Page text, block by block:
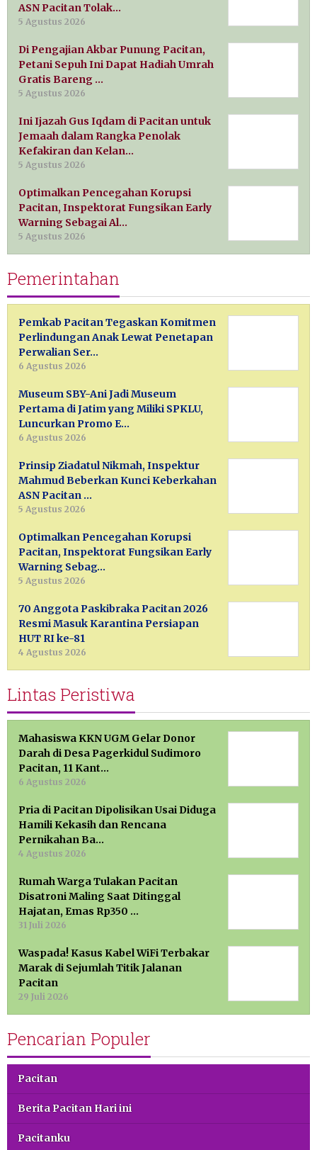
ASN Pacitan Tolak…
5 Agustus 2026
Di Pengajian Akbar Punung Pacitan,
Petani Sepuh Ini Dapat Hadiah Umrah
Gratis Bareng …
5 Agustus 2026
Ini Ijazah Gus Iqdam di Pacitan untuk
Jemaah dalam Rangka Penolak
Kefakiran dan Kelan…
5 Agustus 2026
Optimalkan Pencegahan Korupsi
Pacitan, Inspektorat Fungsikan Early
Warning Sebagai Al…
5 Agustus 2026
Pemerintahan
Pemkab Pacitan Tegaskan Komitmen
Perlindungan Anak Lewat Penetapan
Perwalian Ser…
6 Agustus 2026
Museum SBY-Ani Jadi Museum
Pertama di Jatim yang Miliki SPKLU,
Luncurkan Promo E…
6 Agustus 2026
Prinsip Ziadatul Nikmah, Inspektur
Mahmud Beberkan Kunci Keberkahan
ASN Pacitan …
5 Agustus 2026
Optimalkan Pencegahan Korupsi
Pacitan, Inspektorat Fungsikan Early
Warning Sebag…
5 Agustus 2026
70 Anggota Paskibraka Pacitan 2026
Resmi Masuk Karantina Persiapan
HUT RI ke-81
4 Agustus 2026
Lintas Peristiwa
Mahasiswa KKN UGM Gelar Donor
Darah di Desa Pagerkidul Sudimoro
Pacitan, 11 Kant…
6 Agustus 2026
Pria di Pacitan Dipolisikan Usai Diduga
Hamili Kekasih dan Rencana
Pernikahan Ba…
4 Agustus 2026
Rumah Warga Tulakan Pacitan
Disatroni Maling Saat Ditinggal
Hajatan, Emas Rp350 …
31 Juli 2026
Waspada! Kasus Kabel WiFi Terbakar
Marak di Sejumlah Titik Jalanan
Pacitan
29 Juli 2026
Pencarian Populer
Pacitan
Berita Pacitan Hari ini
Pacitanku